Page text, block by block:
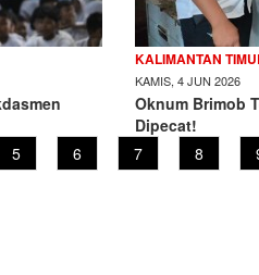
KALIMANTAN
KAMIS, 4 JUN 2026
Oknum Brimob
Dipecat!
Page
5 Page
6 Page
7 Page
8